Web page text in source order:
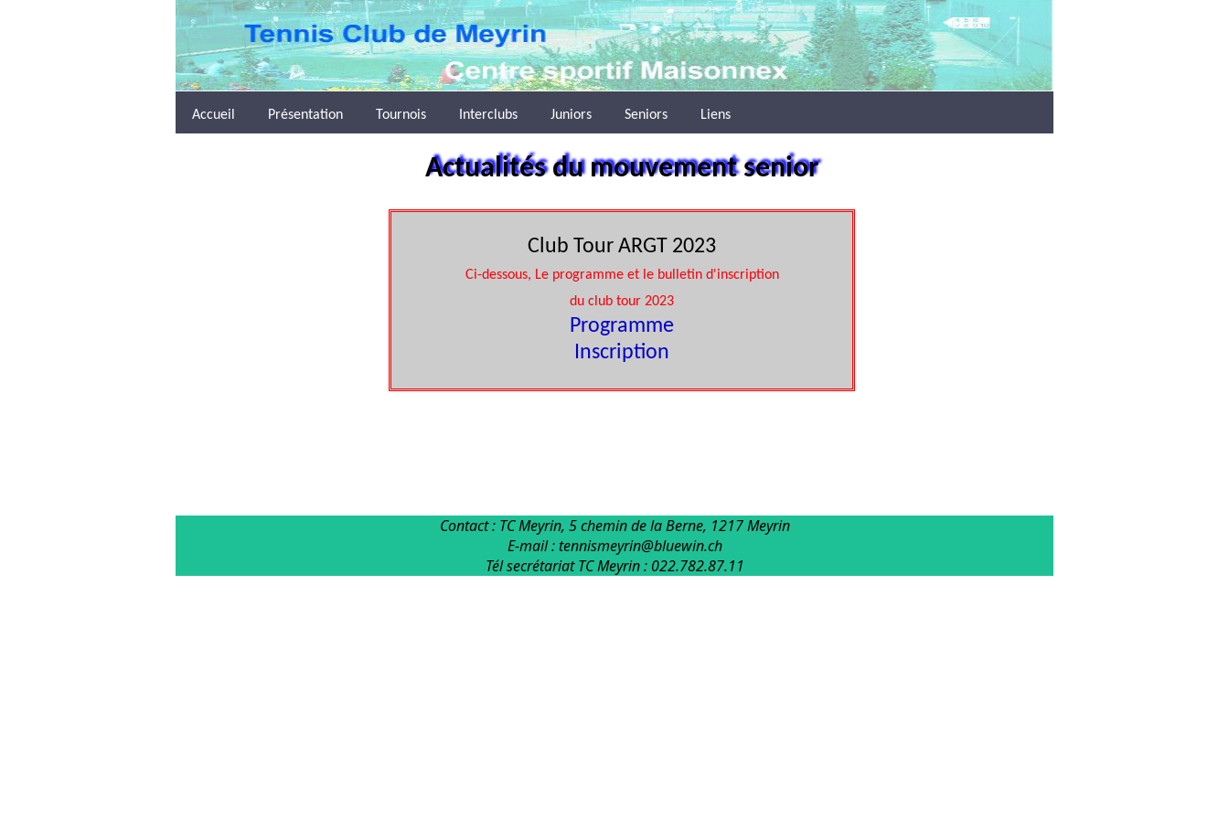
Accueil Présentation Tournois Interclubs Juniors Seniors Liens
Actualités du mouvement senior
Club Tour ARGT 2023
Ci-dessous, Le programme et le bulletin d'inscription
du club tour 2023
Programme
Inscription
Contact : TC Meyrin, 5 chemin de la Berne, 1217 Meyrin
E-mail : tennismeyrin@bluewin.ch
Tél secrétariat TC Meyrin : 022.782.87.11